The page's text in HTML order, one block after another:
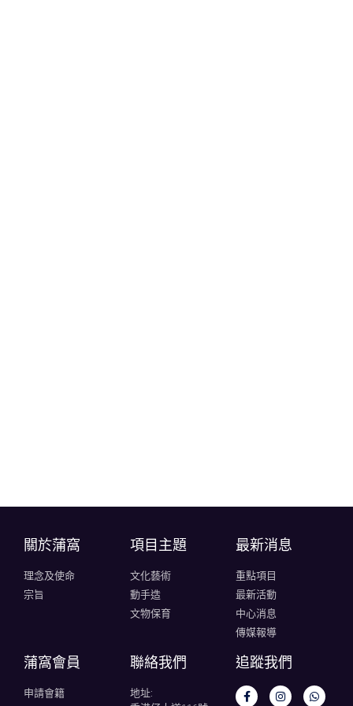
關於蒲窩​
理念及使命
宗旨
項目主題
文化藝術
動手造
文物保育
最新消息
重點項目
最新活動
中心消息
傳媒報導
蒲窩會員
申請會籍
聯絡我們
地址:
追蹤我們